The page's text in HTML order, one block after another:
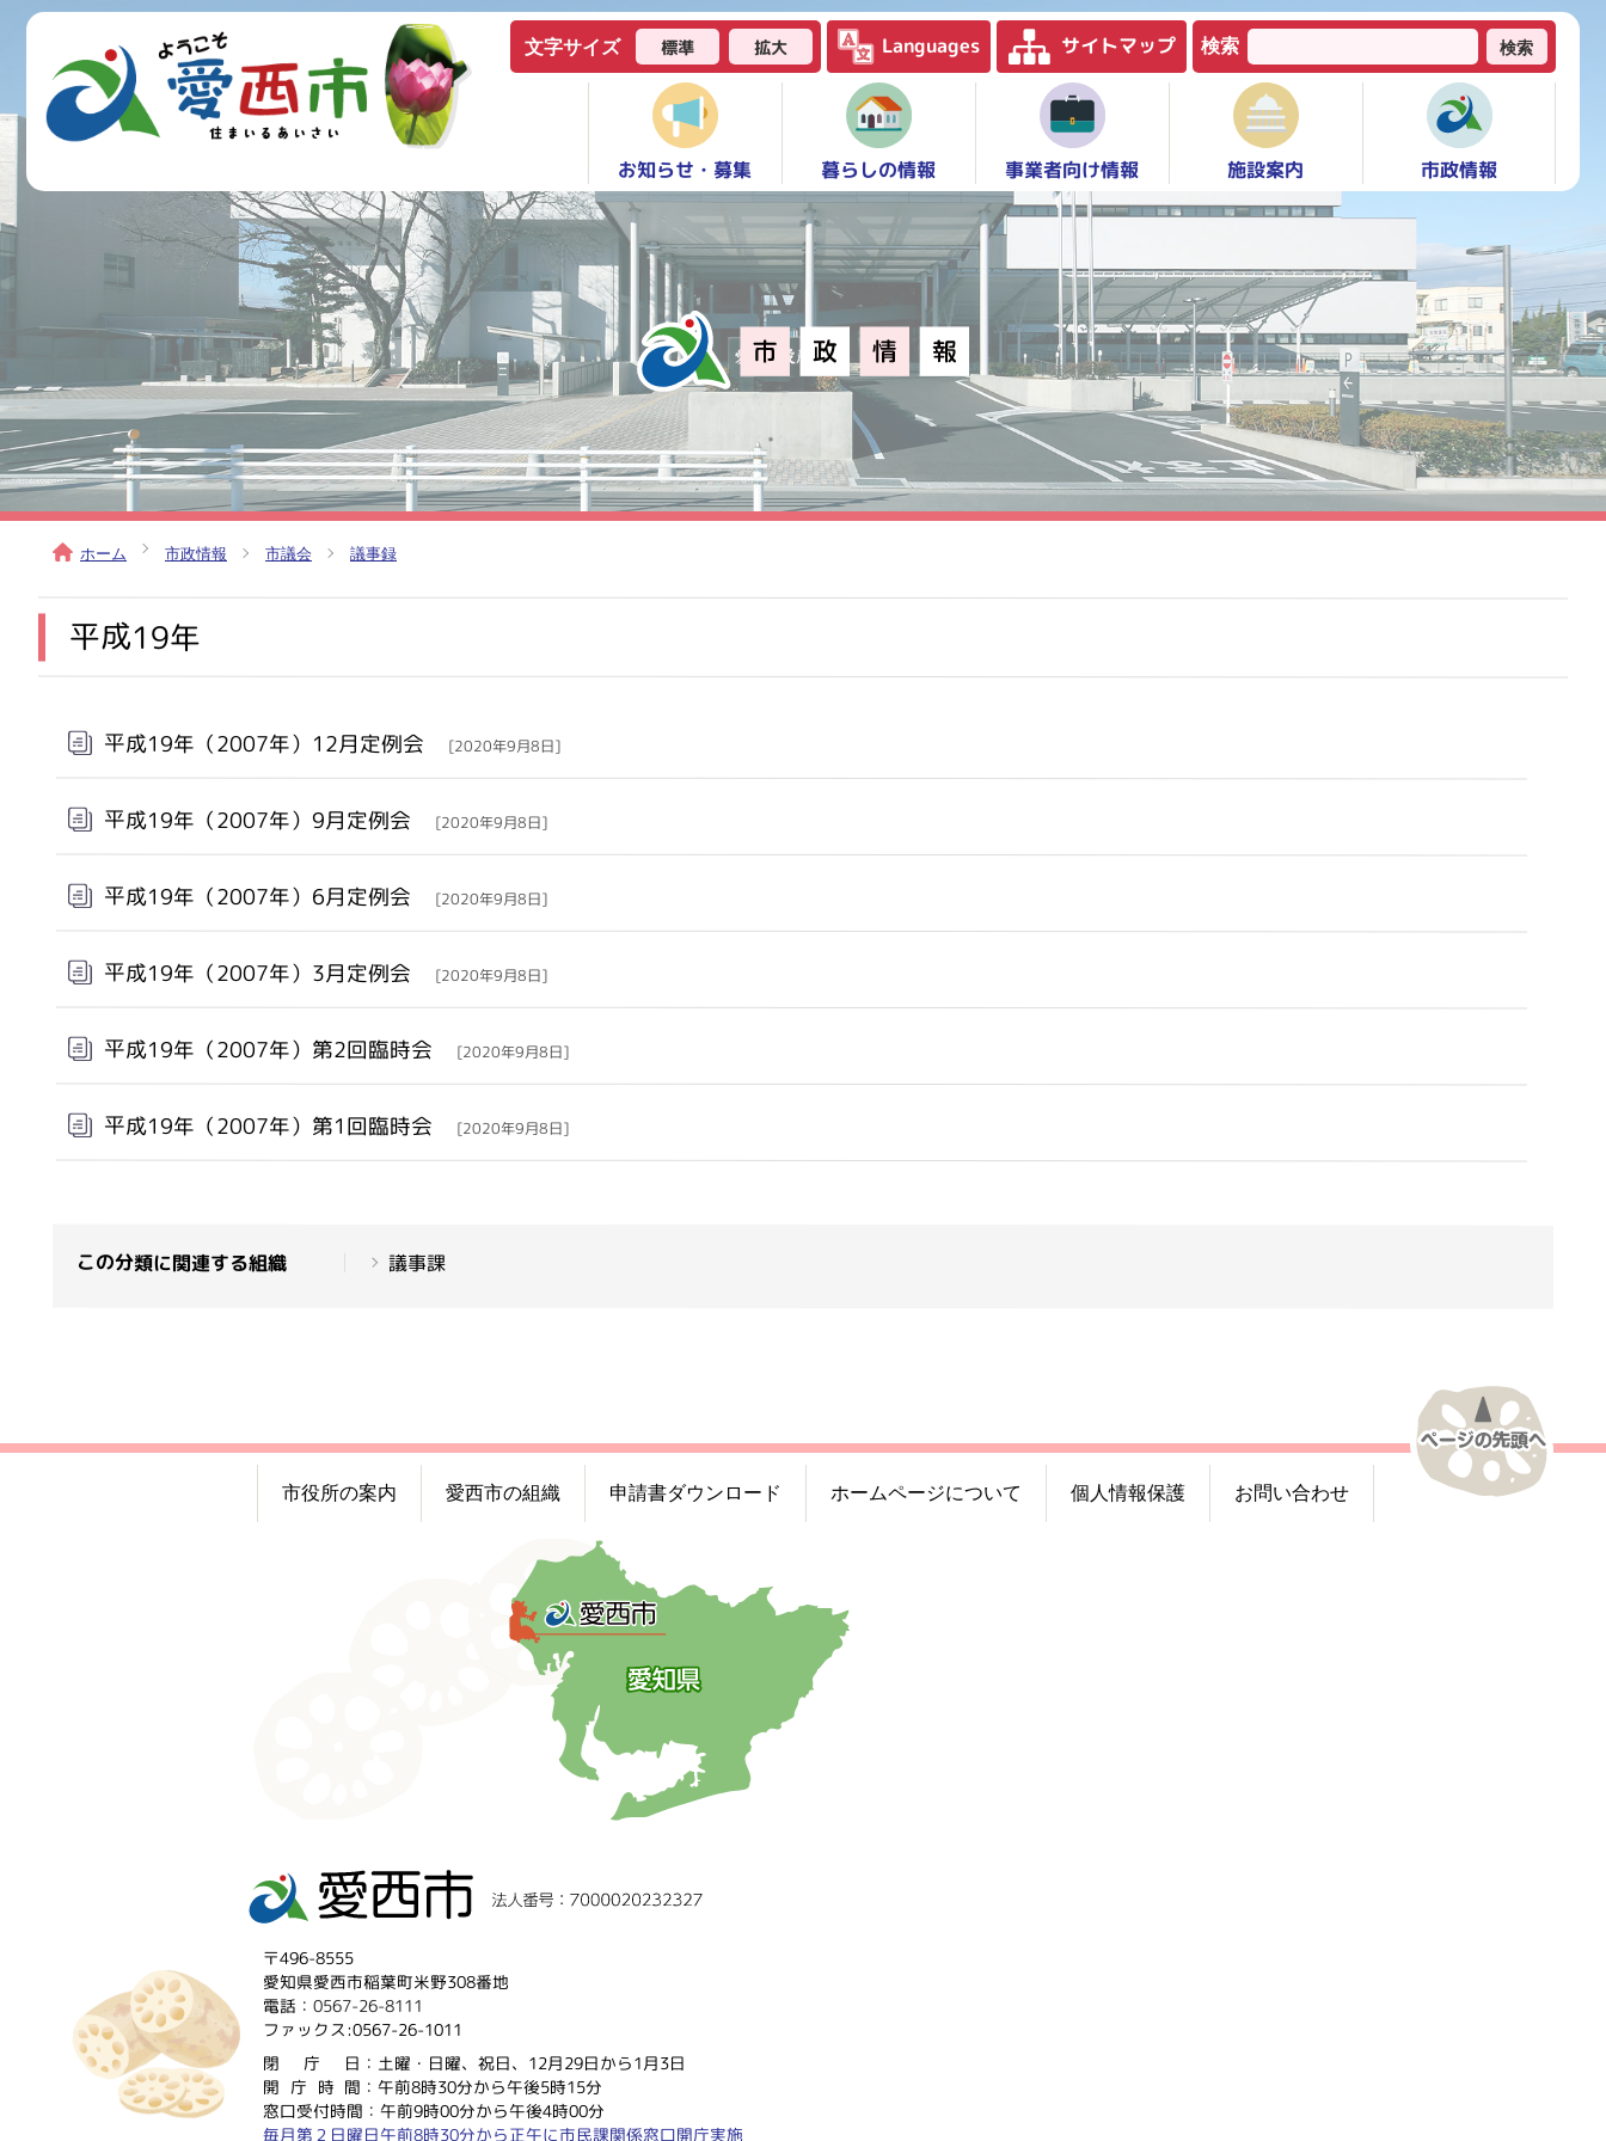
文字サイズ 標準 拡大 Languages サイトマップ 検索 検索
お知らせ・募集 暮らしの情報 事業者向け情報 施設案内 市政情報
ホーム 市政情報 市議会 議事録
平成19年
平成19年（2007年）12月定例会 [2020年9月8日]
平成19年（2007年）9月定例会 [2020年9月8日]
平成19年（2007年）6月定例会 [2020年9月8日]
平成19年（2007年）3月定例会 [2020年9月8日]
平成19年（2007年）第2回臨時会 [2020年9月8日]
平成19年（2007年）第1回臨時会 [2020年9月8日]
この分類に関連する組織 議事課
市役所の案内 愛西市の組織 申請書ダウンロード ホームページについて 個人情報保護 お問い合わせ
〒496-8555
愛知県愛西市稲葉町米野308番地
電話：0567-26-8111
ファックス:0567-26-1011
閉庁 日：土曜・日曜、祝日、12月29日から1月3日
開庁時 間：午前8時30分から午後5時15分
窓口受付時間：午前9時00分から午後4時00分
毎月第２日曜日午前8時30分から正午に市民課関係窓口開庁実施